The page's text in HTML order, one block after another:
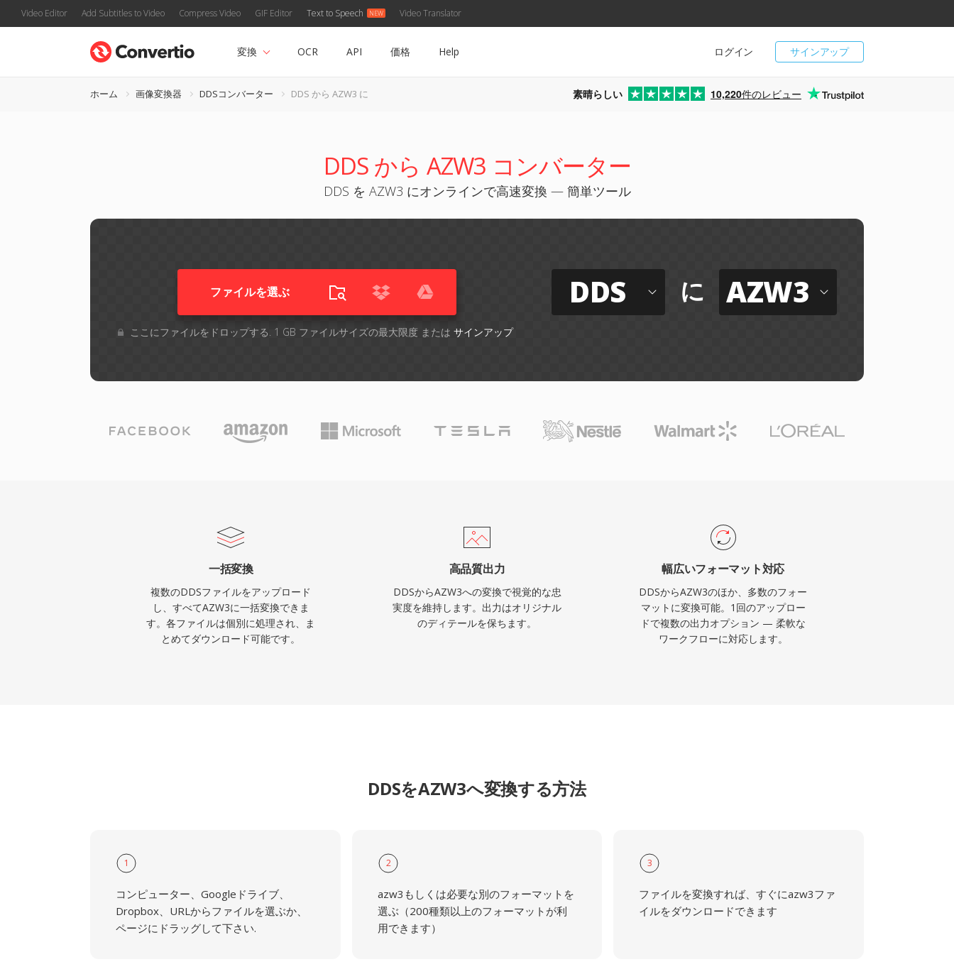
Video Editor Add Subtitles to Video Compress Video GIF Editor Text to Speech Video Translator
サインアップ
ログイン
変換 OCR API 価格 Help
ホーム 画像変換器 DDSコンバーター DDS から AZW3 に 素晴らしい 10,220件のレビュー
DDS から AZW3 コンバーター
DDS を AZW3 にオンラインで高速変換 — 簡単ツール
ファイルを選ぶ
ここにファイルをドロップする. 1 GB ファイルサイズの最大限度 または サインアップ
DDS に AZW3
一括変換
複数のDDSファイルをアップロード
し、すべてAZW3に一括変換できま
す。各ファイルは個別に処理され、ま
とめてダウンロード可能です。
高品質出力
DDSからAZW3への変換で視覚的な忠
実度を維持します。出力はオリジナル
のディテールを保ちます。
幅広いフォーマット対応
DDSからAZW3のほか、多数のフォー
マットに変換可能。1回のアップロー
ドで複数の出力オプション — 柔軟な
ワークフローに対応します。
DDSをAZW3へ変換する方法
1
コンピューター、Googleドライブ、
Dropbox、URLからファイルを選ぶか、
ページにドラッグして下さい.
2
azw3もしくは必要な別のフォーマットを
選ぶ（200種類以上のフォーマットが利
用できます）
3
ファイルを変換すれば、すぐにazw3ファ
イルをダウンロードできます